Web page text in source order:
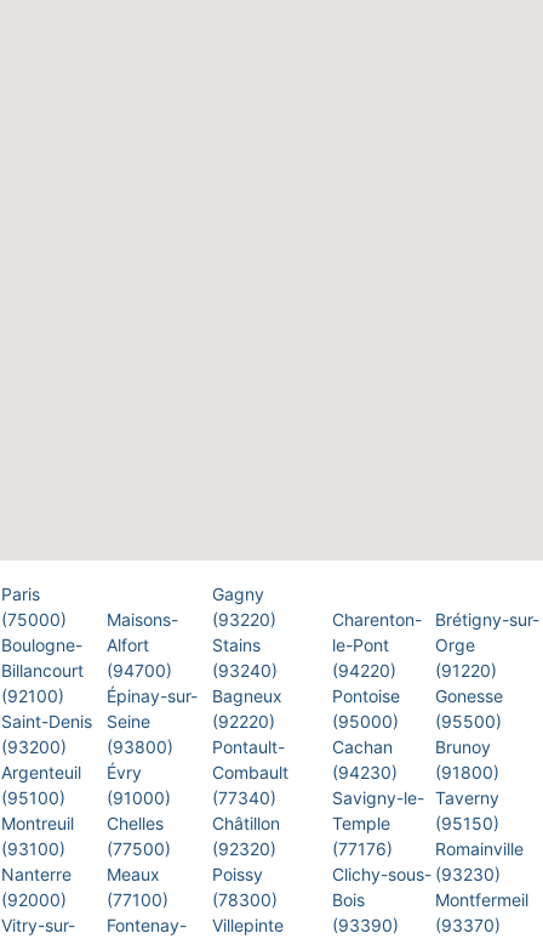
Paris
(75000)
Boulogne-
Billancourt
(92100)
Saint-Denis
(93200)
Argenteuil
(95100)
Montreuil
(93100)
Nanterre
(92000)
Vitry-sur-
Maisons-
Alfort
(94700)
Épinay-sur-
Seine
(93800)
Évry
(91000)
Chelles
(77500)
Meaux
(77100)
Fontenay-
Gagny
(93220)
Stains
(93240)
Bagneux
(92220)
Pontault-
Combault
(77340)
Châtillon
(92320)
Poissy
(78300)
Villepinte
Charenton-
le-Pont
(94220)
Pontoise
(95000)
Cachan
(94230)
Savigny-le-
Temple
(77176)
Clichy-sous-
Bois
(93390)
Brétigny-sur-
Orge
(91220)
Gonesse
(95500)
Brunoy
(91800)
Taverny
(95150)
Romainville
(93230)
Montfermeil
(93370)